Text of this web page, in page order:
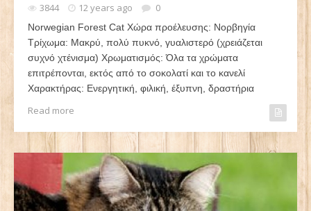
3844 12 years ago 0
Norwegian Forest Cat Χώρα προέλευσης: Νορβηγία
Τρίχωμα: Μακρύ, πολύ πυκνό, γυαλιστερό (χρειάζεται
συχνό χτένισμα) Χρωματισμός: Όλα τα χρώματα
επιτρέπονται, εκτός από το σοκολατί και το κανελί
Χαρακτήρας: Ενεργητική, φιλική, έξυπνη, δραστήρια
Read more